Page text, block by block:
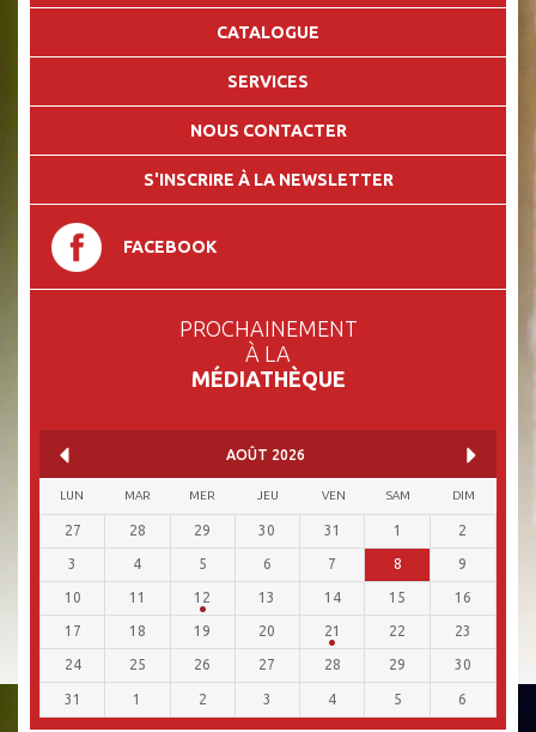
CATALOGUE
SERVICES
NOUS CONTACTER
S'INSCRIRE À LA NEWSLETTER
FACEBOOK
PROCHAINEMENT
À LA
MÉDIATHÈQUE
AOÛT 2026
LUN MAR MER JEU VEN SAM DIM
27 28 29 30 31 1 2
3 4 5 6 7 8 9
10 11 12 13 14 15 16
17 18 19 20 21 22 23
24 25 26 27 28 29 30
31 1 2 3 4 5 6